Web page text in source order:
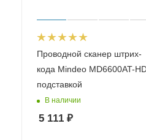
Проводной сканер штрих-
кода Mindeo MD6600AT-
подставкой
В наличии
5 111₽